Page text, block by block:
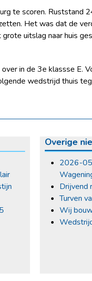
te scoren. Ruststand
Het was dat de
uitslag naar huis
in de 3e klassse E.
wedstrijd thuis
Overige
2026-
Drijvend
Turven
Wij